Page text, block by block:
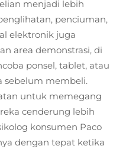
menjadi lebih
penciuman,
elektronik juga
area demonstrasi, di
ponsel, tablet, atau
sebelum membeli.
untuk memegang
cenderung lebih
konsumen Paco
dengan tepat ketika